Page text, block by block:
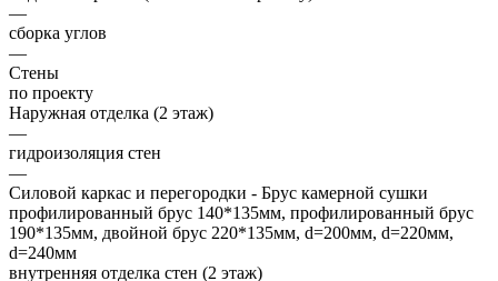
—
сборка углов
—
Стены
по проекту
Наружная отделка (2 этаж)
—
гидроизоляция стен
—
Силовой каркас и перегородки - Брус камерной сушки
профилированный брус 140*135мм, профилированный брус
190*135мм, двойной брус 220*135мм, d=200мм, d=220мм,
d=240мм
внутренняя отделка стен (2 этаж)